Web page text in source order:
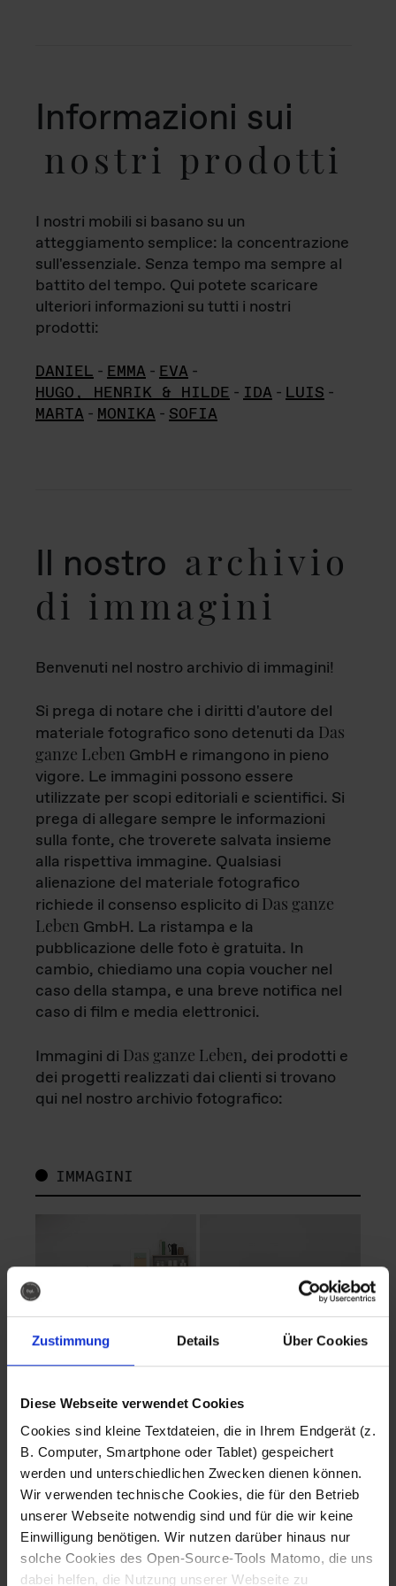
Zustimmung Details Über Cookies
Diese Webseite verwendet Cookies
Cookies sind kleine Textdateien, die in Ihrem Endgerät (z.
B. Computer, Smartphone oder Tablet) gespeichert
werden und unterschiedlichen Zwecken dienen können.
Wir verwenden technische Cookies, die für den Betrieb
unserer Webseite notwendig sind und für die wir keine
Einwilligung benötigen. Wir nutzen darüber hinaus nur
solche Cookies des Open-Source-Tools Matomo, die uns
dabei helfen, die Nutzung unserer Webseite zu
Informazioni sui
nostri prodotti
I nostri mobili si basano su un
atteggiamento semplice: la concentrazione
sull'essenziale. Senza tempo ma sempre al
battito del tempo. Qui potete scaricare
ulteriori informazioni su tutti i nostri
prodotti:
DANIEL - EMMA - EVA -
HUGO, HENRIK & HILDE - IDA - LUIS -
MARTA - MONIKA - SOFIA
Il nostro archivio
di immagini
Benvenuti nel nostro archivio di immagini!
Si prega di notare che i diritti d'autore del
materiale fotografico sono detenuti da Das
ganze Leben GmbH e rimangono in pieno
vigore. Le immagini possono essere
utilizzate per scopi editoriali e scientifici. Si
prega di allegare sempre le informazioni
sulla fonte, che troverete salvata insieme
alla rispettiva immagine. Qualsiasi
alienazione del materiale fotografico
richiede il consenso esplicito di Das ganze
Leben GmbH. La ristampa e la
pubblicazione delle foto è gratuita. In
cambio, chiediamo una copia voucher nel
caso della stampa, e una breve notifica nel
caso di film e media elettronici.
Immagini di Das ganze Leben, dei prodotti e
dei progetti realizzati dai clienti si trovano
qui nel nostro archivio fotografico:
IMMAGINI
Fotografo: Lorenz
Sternbach
Download
Fotografo: Lorenz
Sternbach
Download